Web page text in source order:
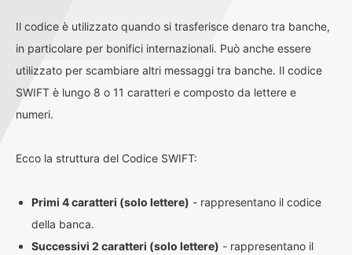
Il codice è utilizzato quando si trasferisce denaro tra banche,
in particolare per bonifici internazionali. Può anche essere
utilizzato per scambiare altri messaggi tra banche. Il codice
SWIFT è lungo 8 o 11 caratteri e composto da lettere e
numeri.
Ecco la struttura del Codice SWIFT:
Primi 4 caratteri (solo lettere) - rappresentano il codice
della banca.
Successivi 2 caratteri (solo lettere) - rappresentano il